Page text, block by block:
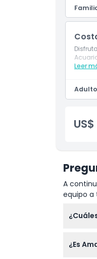
Leer
A
equipo a
¿Es